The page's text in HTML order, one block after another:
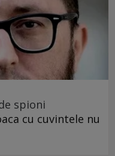
spioni
cu cuvintele nu